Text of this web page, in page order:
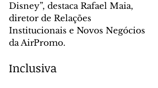
Disney”, destaca Rafael Maia,
diretor de Relações
Institucionais e Novos Negócios
da AirPromo.
Inclusiva